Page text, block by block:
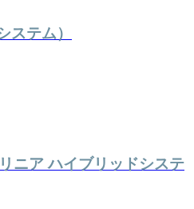
ステム）
ニア ハイブリッドシステ